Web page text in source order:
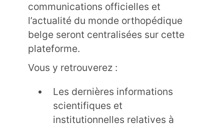
communications officielles et
l’actualité du monde orthopédique
belge seront centralisées sur cette
plateforme.
Vous y retrouverez :
Les dernières informations
scientifiques et
institutionnelles relatives à